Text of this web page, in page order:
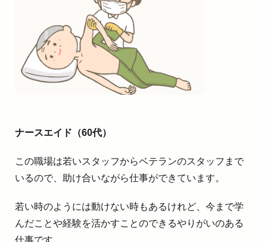
ナースエイド（60代）
この職場は若いスタッフからベテランのスタッフまで
いるので、助け合いながら仕事ができています。
若い時のようには動けない時もあるけれど、今まで学
んだことや経験を活かすことのできるやりがいのある
仕事です。